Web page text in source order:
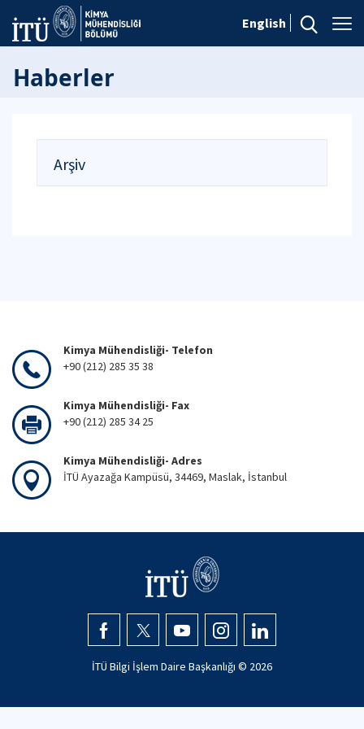
English
Haberler
Arşiv
Kimya Mühendisliği- Telefon
+90 (212) 285 35 38
Kimya Mühendisliği- Fax
+90 (212) 285 34 25
Kimya Mühendisliği- Adres
İTÜ Ayazağa Kampüsü, 34469, Maslak, İstanbul
İTÜ Bilgi İşlem Daire Başkanlığı © 2026